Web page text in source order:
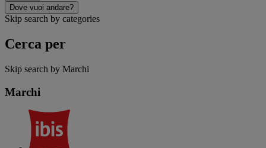
Dove vuoi andare?
Skip search by categories
Cerca per
Skip search by Marchi
Marchi